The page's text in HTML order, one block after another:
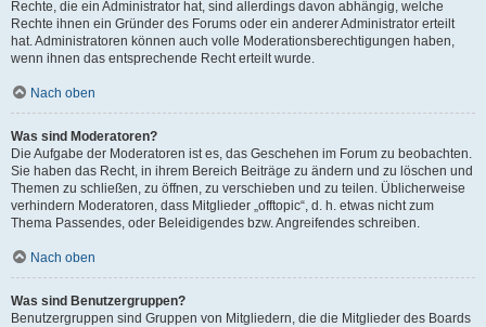
Rechte, die ein Administrator hat, sind allerdings davon abhängig, welche
Rechte ihnen ein Gründer des Forums oder ein anderer Administrator erteilt
hat. Administratoren können auch volle Moderationsberechtigungen haben,
wenn ihnen das entsprechende Recht erteilt wurde.
Nach oben
Was sind Moderatoren?
Die Aufgabe der Moderatoren ist es, das Geschehen im Forum zu beobachten.
Sie haben das Recht, in ihrem Bereich Beiträge zu ändern und zu löschen und
Themen zu schließen, zu öffnen, zu verschieben und zu teilen. Üblicherweise
verhindern Moderatoren, dass Mitglieder „offtopic“, d. h. etwas nicht zum
Thema Passendes, oder Beleidigendes bzw. Angreifendes schreiben.
Nach oben
Was sind Benutzergruppen?
Benutzergruppen sind Gruppen von Mitgliedern, die die Mitglieder des Boards